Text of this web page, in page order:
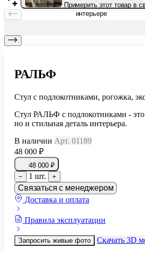
Примерить этот товар в
интерьере
РАЛЬФ
Стул с подлокотниками, рогожка,
Стул РАЛЬФ с подлокотниками -
но и стильная деталь интерьера.
В наличии Арт. 01189
48 000 ₽
48 000 ₽
−
1 шт. +
Связаться с менеджером
Доставка и оплата
Правила эксплуатации
Запросить живые фото Скачать 3D